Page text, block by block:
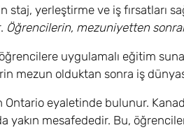
staj, yerleştirme ve iş fırsatları
Öğrencilerin, mezuniyetten
uygulamalı eğitim
mezun olduktan sonra iş
Ontario eyaletinde bulunur.
yakın mesafededir. Bu,